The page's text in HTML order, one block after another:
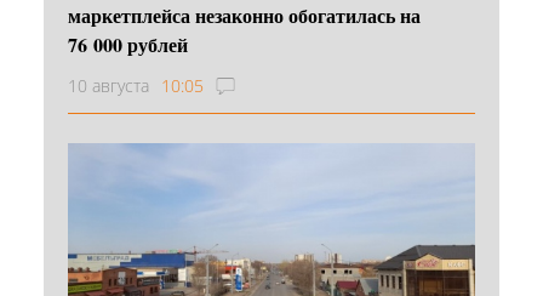
маркетплейса незаконно обогатилась на
76 000 рублей
10 августа 10:05